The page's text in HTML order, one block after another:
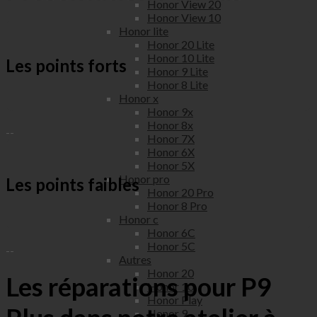
Honor View 20
Honor View 10
Honor lite
Honor 20 Lite
Honor 10 Lite
Honor 9 Lite
Honor 8 Lite
Honor x
Honor 9x
Honor 8x
Honor 7X
Honor 6X
Honor 5X
Honor pro
Honor 20 Pro
Honor 8 Pro
Honor c
Honor 6C
Honor 5C
Autres
Honor 20
Honor 10
Honor Play
Honor 9
Les points forts
--
Les points faibles
--
Les réparations pour P9